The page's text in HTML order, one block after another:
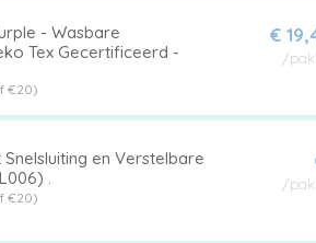
- Wasbare
Tex Gecertificeerd -
€20)
€
/
en Verstelbare
.
€20)
/